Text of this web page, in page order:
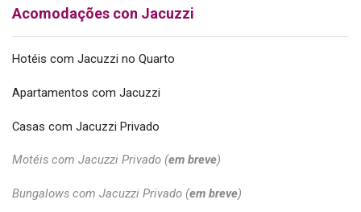
Acomodações con Jacuzzi
Hotéis com Jacuzzi no Quarto
Apartamentos com Jacuzzi
Casas com Jacuzzi Privado
Motéis com Jacuzzi Privado (em breve)
Bungalows com Jacuzzi Privado (em breve)